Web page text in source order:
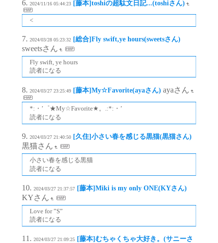
卒展巡りが面白い 武蔵野美術大学 月光の怪盗 平成37年
東京藝術大学 シンプルに上手い山か海 ス
2024/11/16 05:44:23 [藤本]toshiの超駄文日記...(toshiさん)
<
2024/03/28 05:23:32 [総合]Fly swift,ye hours(sweetsさん)
sweetsさん
Fly swift, ye hours
読者になる
2024/03/27 23:25:49 [藤本]My☆Favorite(ayaさん) ayaさん
*:・’゜★My☆Favorite★。.:*:・’
読者になる
2024/03/27 21:40:50 [久住]小さい春を感じる黒猫(黒猫さん)
黒猫さん
小さい春を感じる黒猫
読者になる
2024/03/27 21:37:57 [藤本]Miki is my only ONE(KYさん)
KYさん
Love for ”S”
読者になる
2024/03/27 21:09:25 [藤本]むちゃくちゃ大好き。(サニーさ